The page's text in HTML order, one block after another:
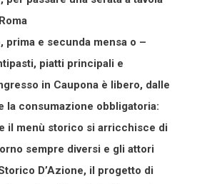
prima e secunda mensa o –
piatti principali e
in Caupona è libero, dalle
la consumazione obbligatoria:
il menù storico si arricchisce di
sempre diversi e gli attori
D’Azione, il progetto di